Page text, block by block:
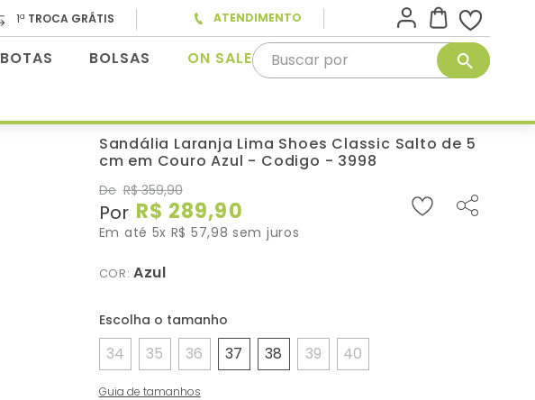
1ª TROCA GRÁTIS ATENDIMENTO
BOTAS BOLSAS ON SALEBuscar por
Sandália Laranja Lima Shoes Classic Salto de 5
cm em Couro Azul - Codigo - 3998
De R$ 359,90
Por R$ 289,90
Em até 5x R$ 57,98 sem juros
COR: Azul
34 35 36 37 38 39 40
Guia de tamanhos